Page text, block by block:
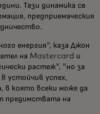
Тази динамика се
предприемаческия
енергия", каза Джон
на Mastercard и
растеж", "но за
устойчив успех,
в която всеки може да
предимствата на